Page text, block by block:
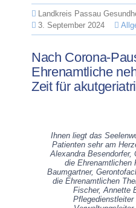
Landkreis Passau
3. September 2024
Nach Corona-
Ehrenamtliche
Zeit für
Ihnen liegt das
Patienten sehr am
Alexandra Besendorfer,
die Ehrenamtlichen
Baumgartner,
die Ehrenamtlichen
Fischer, Annette